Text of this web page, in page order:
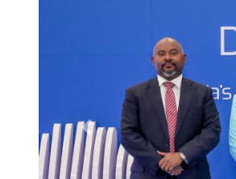
Previous